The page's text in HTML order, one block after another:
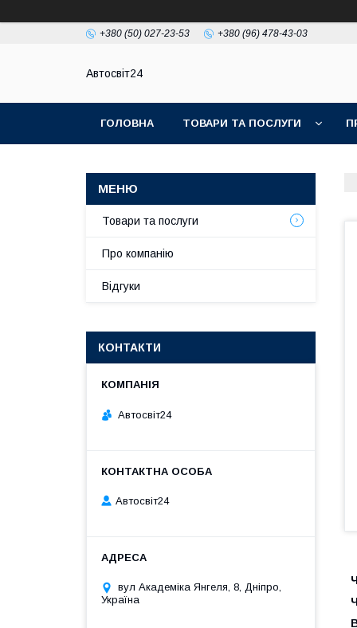
+380 (50) 027-23-53 +380 (96) 478-43-03
Автосвіт24
ГОЛОВНА ТОВАРИ ТА ПОСЛУГИ
Товари та послуги
Про компанію
Відгуки
КОНТАКТИ
Автосвіт24
Автосвіт24
вул Академіка Янгеля, 8, Дніпро,
Україна